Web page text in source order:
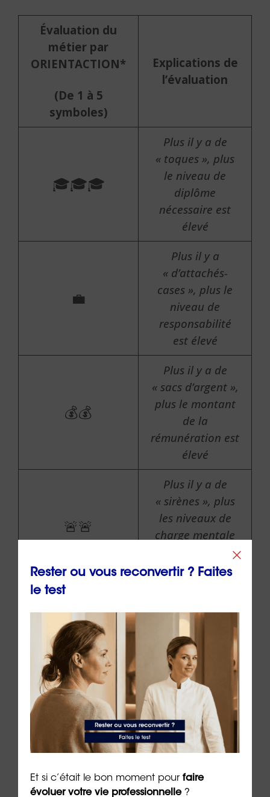
Évaluation du
métier par
ORIENTACTION*
(De 1 à 5
symboles)
Explications de
l’évaluation
🎓🎓🎓
Plus il y a de
« toques », plus
le niveau de
diplôme
nécessaire est
élevé
💼
Plus il y a
« d’attachés-
cases », plus le
niveau de
responsabilité
est élevé
💰💰
Plus il y a de
« sacs d’argent »,
plus le montant
de la
rémunération est
élevé
🚨🚨
Plus il y a de
« sirènes », plus
les niveaux de
charge mentale
et de stress sont
élevés
🚗
« véhicules »,
plus la fréquence
des
déplacements
est élevée
🌳
Plus il y a
« d’arbres », plus
le métier a un
sur
Rester ou vous reconvertir ? Faites
le test
Et si c’était le bon moment pour faire
évoluer votre vie professionnelle?